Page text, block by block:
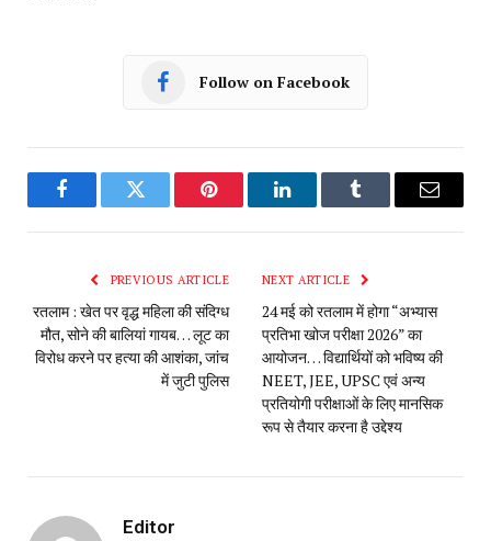
Follow on Facebook
FacebookTwitter Pinterest LinkedInTumblr Email
PREVIOUS ARTICLE
रतलाम : खेत पर वृद्ध महिला की संदिग्ध
मौत, सोने की बालियां गायब… लूट का
विरोध करने पर हत्या की आशंका, जांच
में जुटी पुलिस
NEXT ARTICLE
24 मई को रतलाम में होगा “अभ्यास
प्रतिभा खोज परीक्षा 2026” का
आयोजन… विद्यार्थियों को भविष्य की
NEET, JEE, UPSC एवं अन्य
प्रतियोगी परीक्षाओं के लिए मानसिक
रूप से तैयार करना है उद्देश्य
Editor